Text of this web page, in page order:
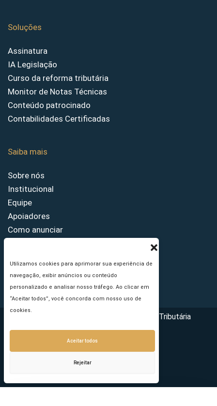
Utilizamos cookies para aprimorar sua experiência de
navegação, exibir anúncios ou conteúdo
personalizado e analisar nosso tráfego. Ao clicar em
“Aceitar todos”, você concorda com nosso uso de
cookies.
Aceitar todos
Rejeitar
Soluções
Assinatura
IA Legislação
Curso da reforma tributária
Monitor de Notas Técnicas
Conteúdo patrocinado
Contabilidades Certificadas
Saiba mais
Sobre nós
Institucional
Equipe
Apoiadores
Como anunciar
Princípios Editoriais
Copyright © 2026 - Portal da Reforma Tributária